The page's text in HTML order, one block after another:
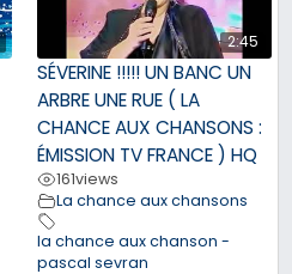
2:45
SÉVERINE !!!!! UN BANC UN
ARBRE UNE RUE ( LA
CHANCE AUX CHANSONS :
ÉMISSION TV FRANCE ) HQ
161views
La chance aux chansons
la chance aux chanson -
pascal sevran